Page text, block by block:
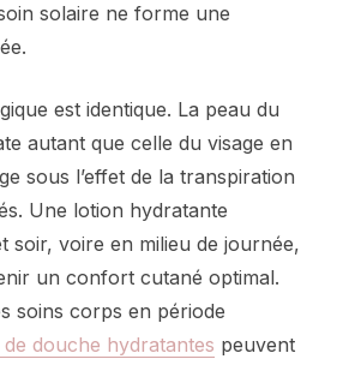
solaire ne forme une
est identique. La peau du
autant que celle du visage en
sous l’effet de la transpiration
Une lotion hydratante
soir, voire en milieu de journée,
un confort cutané optimal.
soins corps en période
de douche hydratantes peuvent